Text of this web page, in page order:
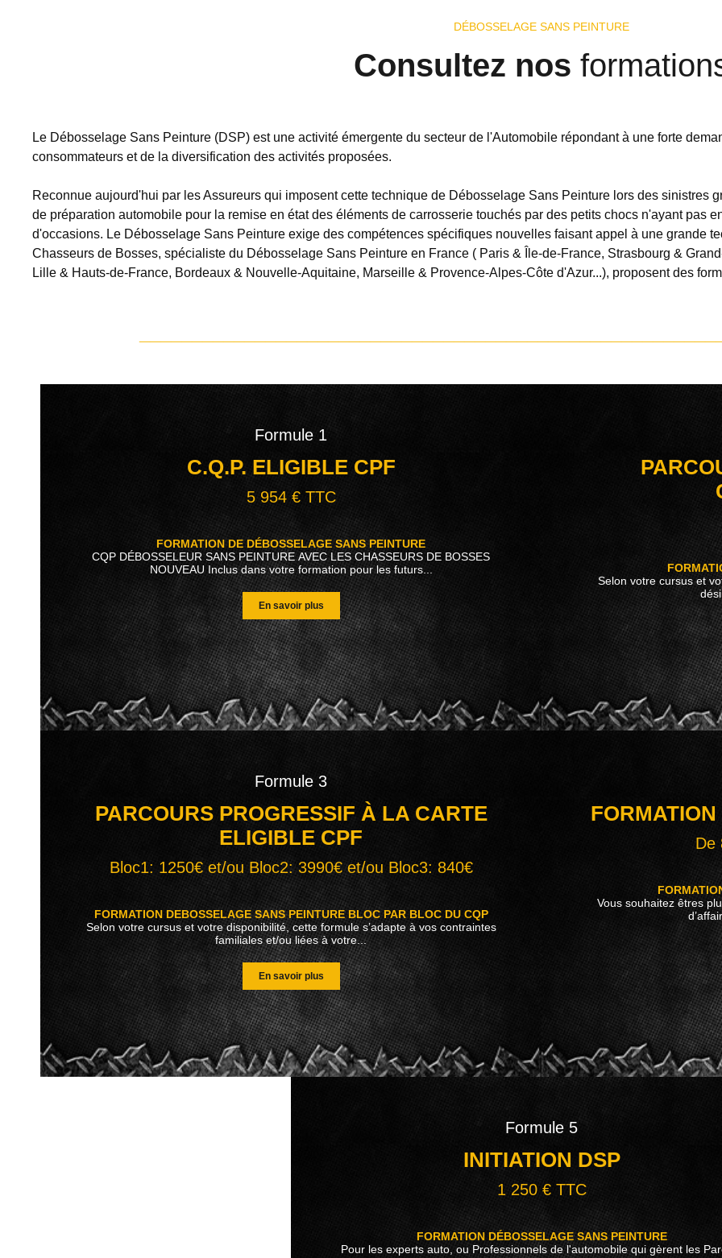
DÉBOSSELAGE SANS PEINTURE
Consultez nos
Le Débosselage Sans Peinture (DSP) est une activité émergente du secteur de l'Automobile répondant à une forte
consommateurs et de la diversification des activités proposées.
Reconnue aujourd'hui par les Assureurs qui imposent cette technique de Débosselage Sans Peinture lors des sinistres
de préparation automobile pour la remise en état des éléments de carrosserie touchés par des petits chocs n'ayant pas
d'occasions. Le Débosselage Sans Peinture exige des compétences spécifiques nouvelles faisant appel à une grande
Chasseurs de Bosses, spécialiste du Débosselage Sans Peinture en France ( Paris & Île-de-France, Strasbourg &
Lille & Hauts-de-France, Bordeaux & Nouvelle-Aquitaine, Marseille & Provence-Alpes-Côte d'Azur...), proposent des
Formule 1
C.Q.P. ELIGIBLE CPF
5 954 € TTC
FORMATION DE DÉBOSSELAGE SANS PEINTURE
CQP DÉBOSSELEUR SANS PEINTURE AVEC LES CHASSEURS DE BOSSES
NOUVEAU Inclus dans votre formation pour les futurs...
En savoir plus
Selon votre cursus et
Formule 3
PARCOURS PROGRESSIF À LA CARTE
ELIGIBLE CPF
Bloc1: 1250€ et/ou Bloc2: 3990€ et/ou Bloc3: 840€
FORMATION DEBOSSELAGE SANS PEINTURE BLOC PAR BLOC DU CQP
Selon votre cursus et votre disponibilité, cette formule s’adapte à vos contraintes
familiales et/ou liées à votre...
En savoir plus
De
Vous souhaitez êtres
Formule 5
INITIATION DSP
1 250 € TTC
FORMATION DÉBOSSELAGE SANS PEINTURE
Pour les experts auto, ou Professionnels de l'automobile qui gèrent les